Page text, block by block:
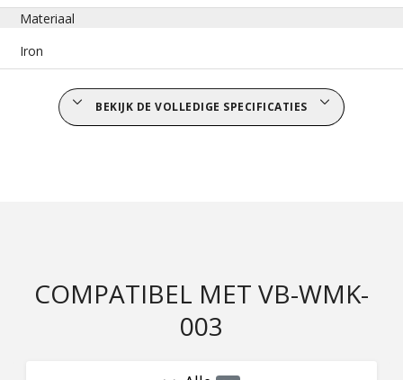
Materiaal
Iron
BEKIJK DE VOLLEDIGE SPECIFICATIES
COMPATIBEL MET VB-WMK-
003